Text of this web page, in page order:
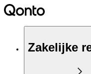
Zakelijke